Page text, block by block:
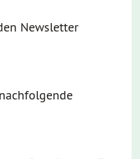
Newsletter